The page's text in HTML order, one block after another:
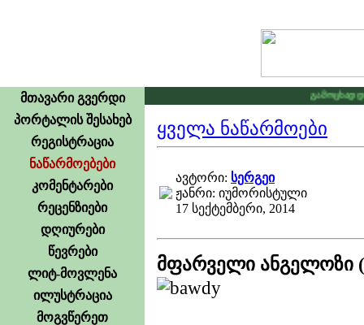
მთავარი გვერდი
პორტალის შესახებ
რეგისტრაცია
ნაწარმოებები
კომენტარები
რეცენზიები
დღიურები
წევრები
ლიტ-მოვლენა
ილუსტრაცია
მოგვწერეთ
გამოცხადდა
ყველა ნაწარმოები
ავტორი: სერგეი
ჟანრი: იუმორისტული
17 სექტემბერი, 2014
მფარველი ანგელოზი